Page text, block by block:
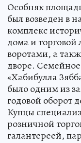
Особняк
был возведен в
комплекс
дома и
воротами, а
дворе.
«Хабибулла
было одним из
годовой оборот
Купцы
розничной
галантереей,